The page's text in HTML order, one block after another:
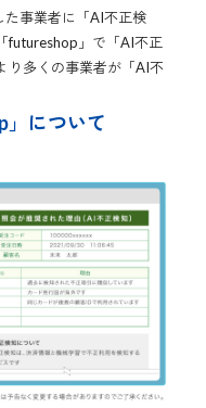
た事業者に「AI不正検
futureshop」で「AI不正
り多くの事業者が「AI不
」について